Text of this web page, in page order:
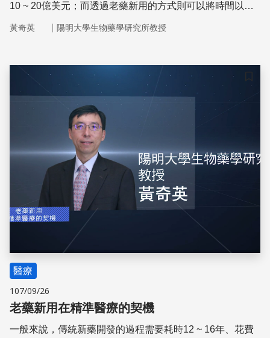
10 ~ 20億美元；而透過老藥新用的方式則可以將時間以及
的時程與經費。
黃奇英 ｜ 陽明大學生物藥學研究所教授
儲存
醫療
107/09/26
老藥新用在精準醫療的契機
一般來說，傳統新藥開發的過程需要耗時12 ~ 16年、花費